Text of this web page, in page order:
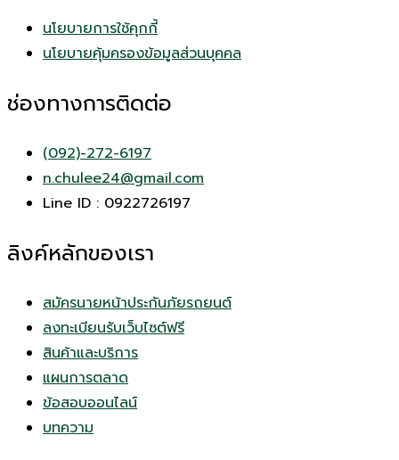
นโยบายการใช้คุกกี้
นโยบายคุ้มครองข้อมูลส่วนบุคคล
ช่องทางการติดต่อ
(092)-272-6197
n.chulee24@gmail.com
Line ID : 0922726197
ลิงค์หลักของเรา
สมัครนายหน้าประกันภัยรถยนต์
ลงทะเบียนรับเว็บไซต์ฟรี
สินค้าและบริการ
แผนการตลาด
ข้อสอบออนไลน์
บทความ